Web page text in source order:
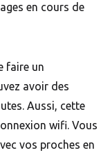
en cours de
faire un
avoir des
Aussi, cette
wifi. Vous
vos proches en